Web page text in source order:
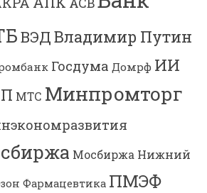
АСВ
ВЭДВладимир Путин
Госдума Домрф ИИ
МТС Минпромторг
Мосбиржа Нижний
Фармацевтика ПМЭФ